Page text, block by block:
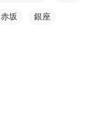
赤坂 銀座